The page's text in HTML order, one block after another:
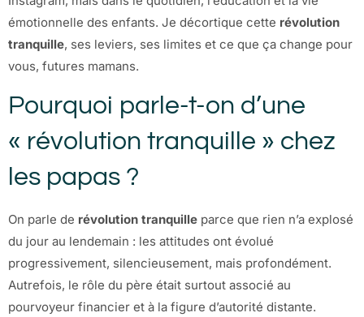
émotionnelle des enfants. Je décortique cette révolution
tranquille, ses leviers, ses limites et ce que ça change pour
vous, futures mamans.
Pourquoi parle-t-on d’une
« révolution tranquille » chez
les papas ?
On parle de révolution tranquille parce que rien n’a explosé
du jour au lendemain : les attitudes ont évolué
progressivement, silencieusement, mais profondément.
Autrefois, le rôle du père était surtout associé au
pourvoyeur financier et à la figure d’autorité distante.